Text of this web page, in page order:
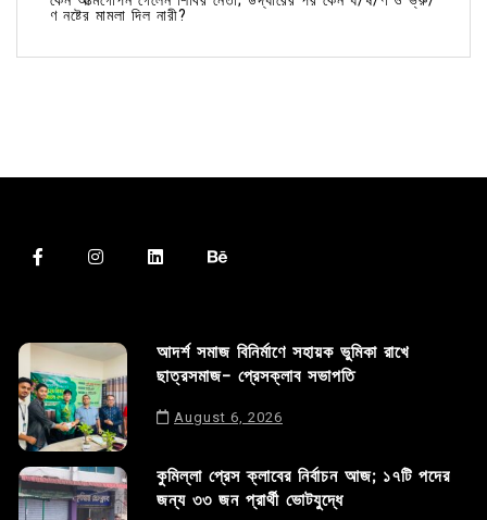
ণ নষ্টের মামলা দিল নারী?
আদর্শ সমাজ বিনির্মাণে সহায়ক ভুমিকা রাখে
ছাত্রসমাজ- প্রেসক্লাব সভাপতি
August 6, 2026
কুমিল্লা প্রেস ক্লাবের নির্বাচন আজ; ১৭টি পদের
জন্য ৩৩ জন প্রার্থী ভোটযুদ্ধে